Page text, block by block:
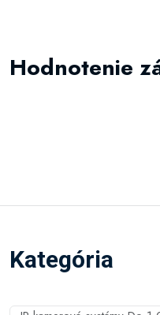
Hodnotenie
Kategória